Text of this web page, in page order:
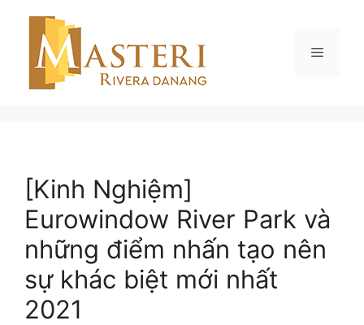
Menu
[Kinh Nghiệm]
Eurowindow River Park và
những điểm nhấn tạo nên
sự khác biệt mới nhất
2021